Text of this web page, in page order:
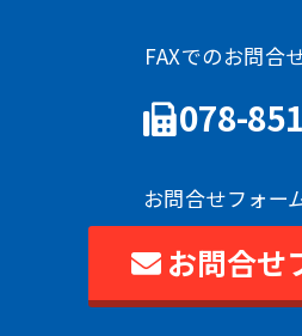
FAXでのお問合
078-
お問合せフォー
お問合せ